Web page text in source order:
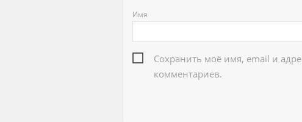
Имя
Сохранить моё имя, email и
комментариев.